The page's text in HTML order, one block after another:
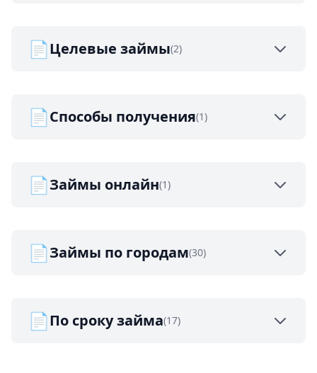
📄Целевые займы(2)
📄Способы получения(1)
📄Займы онлайн(1)
📄Займы по городам(30)
📄По сроку займа(17)